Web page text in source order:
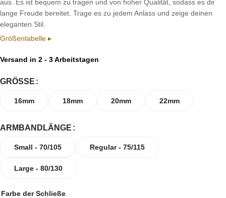
aus. Es ist bequem zu tragen und von hoher Qualität, sodass es dir
lange Freude bereitet. Trage es zu jedem Anlass und zeige deinen
eleganten Stil.
Größentabelle ▸
Versand in 2 - 3 Arbeitstagen
GRÖSSE
16mm 18mm 20mm 22mm
ARMBANDLÄNGE
Small - 70/105 Regular - 75/115
Large - 80/130
Farbe der Schließe